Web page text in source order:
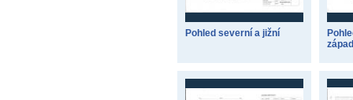
Pohled severní a jižní